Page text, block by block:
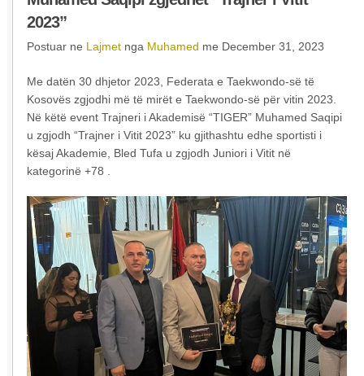
2023”
Postuar ne Lajmet nga Muhamed me December 31, 2023
Me datën 30 dhjetor 2023, Federata e Taekwondo-së të
Kosovës zgjodhi më të mirët e Taekwondo-së për vitin 2023.
Në këtë event Trajneri i Akademisë “TIGER” Muhamed Saqipi
u zgjodh “Trajner i Vitit 2023” ku gjithashtu edhe sportisti i
kësaj Akademie, Bled Tufa u zgjodh Juniori i Vitit në
kategorinë +78 .